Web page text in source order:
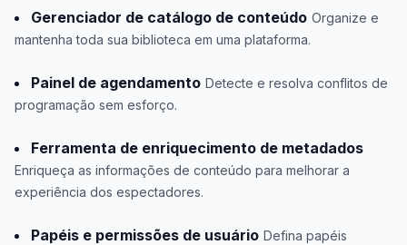
Gerenciador de catálogo de conteúdo Organize e
mantenha toda sua biblioteca em uma plataforma.
Painel de agendamento Detecte e resolva conflitos de
programação sem esforço.
Ferramenta de enriquecimento de metadados
Enriqueça as informações de conteúdo para melhorar a
experiência dos espectadores.
Papéis e permissões de usuário Defina papéis